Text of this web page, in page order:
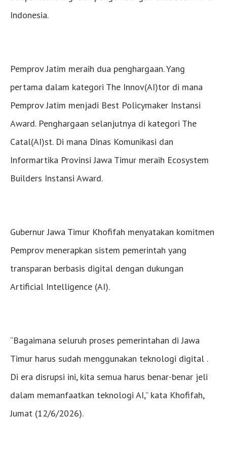
Indonesia.
Pemprov Jatim meraih dua penghargaan. Yang
pertama dalam kategori The Innov(AI)tor di mana
Pemprov Jatim menjadi Best Policymaker Instansi
Award. Penghargaan selanjutnya di kategori The
Catal(AI)st. Di mana Dinas Komunikasi dan
Informartika Provinsi Jawa Timur meraih Ecosystem
Builders Instansi Award.
Gubernur Jawa Timur Khofifah menyatakan komitmen
Pemprov menerapkan sistem pemerintah yang
transparan berbasis digital dengan dukungan
Artificial Intelligence (AI).
“Bagaimana seluruh proses pemerintahan di Jawa
Timur harus sudah menggunakan teknologi digital .
Di era disrupsi ini, kita semua harus benar-benar jeli
dalam memanfaatkan teknologi AI,” kata Khofifah,
Jumat (12/6/2026).